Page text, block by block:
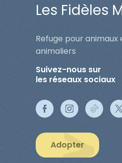
Les Fidèles
Refuge pour
animaliers
Suivez-nous sur
les réseaux sociaux
Adopter